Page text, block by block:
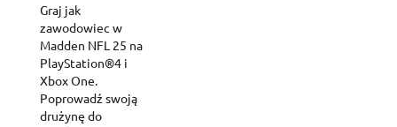
Graj jak
zawodowiec w
Madden NFL 25 na
PlayStation®4 i
Xbox One.
Poprowadź swoją
drużynę do